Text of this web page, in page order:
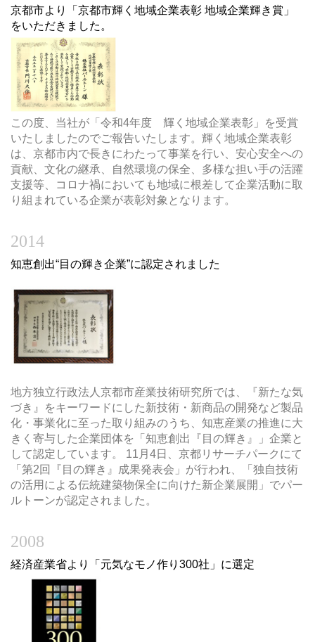
京都市より「京都市輝く地域企業表彰 地域企業輝き賞」
をいただきました。
この度、当社が「令和4年度 輝く地域企業表彰」を受賞
いたしましたのでご報告いたします。輝く地域企業表彰
は、京都市内で長きにわたって事業を行い、安心安全への
貢献、文化の継承、自然環境の保全、多様な担い手の活躍
支援等、コロナ禍においても地域に根差して企業活動に取
り組まれている企業が表彰対象となります。
2014
知恵創出“目の輝き企業”に認定されました
地方独立行政法人京都市産業技術研究所では、『新たな気
づき』をキーワードにした新技術・新商品の開発など製品
化・事業化に至った取り組みのうち、知恵産業の推進に大
きく寄与した企業団体を「知恵創出『目の輝き』」企業と
して認定しています。 11月4日、京都リサーチパークにて
「第2回『目の輝き』成果発表会」が行われ、「独自技術
の活用による伝統建築物保全に向けた新企業展開」でパー
ルトーンが認定されました。
2008
経済産業省より「元気なモノ作り300社」に選定